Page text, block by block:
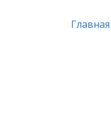
Главная